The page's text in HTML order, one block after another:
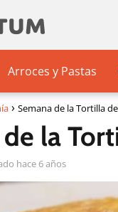
Arroces y Pastas
Semana de la Tortilla
la
hace 6 años